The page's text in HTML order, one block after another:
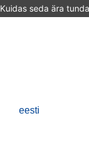
Kuidas seda ära
eesti